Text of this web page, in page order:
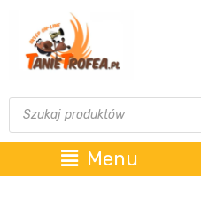
Menu